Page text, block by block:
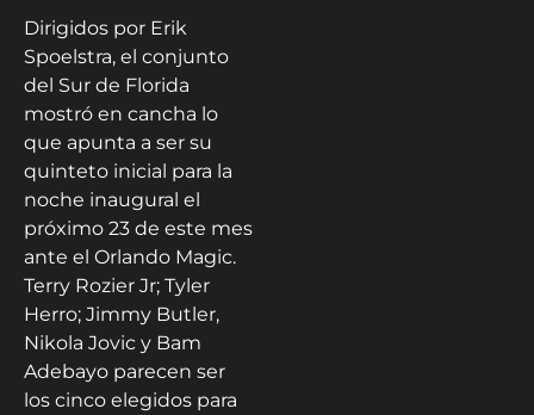
Dirigidos por Erik
Spoelstra, el conjunto
del Sur de Florida
mostró en cancha lo
que apunta a ser su
quinteto inicial para la
noche inaugural el
próximo 23 de este mes
ante el Orlando Magic.
Terry Rozier Jr; Tyler
Herro; Jimmy Butler,
Nikola Jovic y Bam
Adebayo parecen ser
los cinco elegidos para